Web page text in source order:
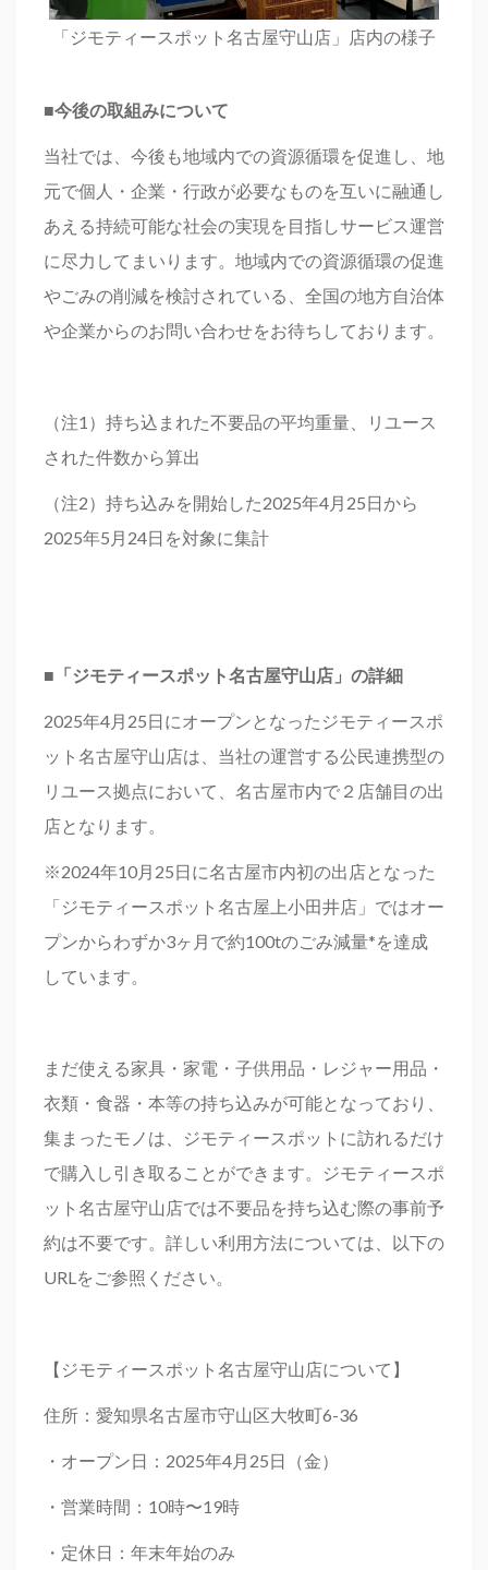
「ジモティースポット名古屋守山店」店内の様子
■今後の取組みについて
当社では、今後も地域内での資源循環を促進し、地
元で個人・企業・行政が必要なものを互いに融通し
あえる持続可能な社会の実現を目指しサービス運営
に尽力してまいります。地域内での資源循環の促進
やごみの削減を検討されている、全国の地方自治体
や企業からのお問い合わせをお待ちしております。
（注1）持ち込まれた不要品の平均重量、リユース
された件数から算出
（注2）持ち込みを開始した2025年4月25日から
2025年5月24日を対象に集計
■ 「ジモティースポット名古屋守山店」の詳細
2025年4月25日にオープンとなったジモティースポ
ット名古屋守山店は、当社の運営する公民連携型の
リユース拠点において、名古屋市内で２店舗目の出
店となります。
※2024年10月25日に名古屋市内初の出店となった
「ジモティースポット名古屋上小田井店」ではオー
プンからわずか3ヶ月で約100tのごみ減量*を達成
しています。
まだ使える家具・家電・子供用品・レジャー用品・
衣類・食器・本等の持ち込みが可能となっており、
集まったモノは、ジモティースポットに訪れるだけ
で購入し引き取ることができます。ジモティースポ
ット名古屋守山店では不要品を持ち込む際の事前予
約は不要です。詳しい利用方法については、以下の
URLをご参照ください。
【ジモティースポット名古屋守山店について】
住所：愛知県名古屋市守山区大牧町6-36
・オープン日：2025年4月25日（金）
・営業時間：10時〜19時
・定休日：年末年始のみ